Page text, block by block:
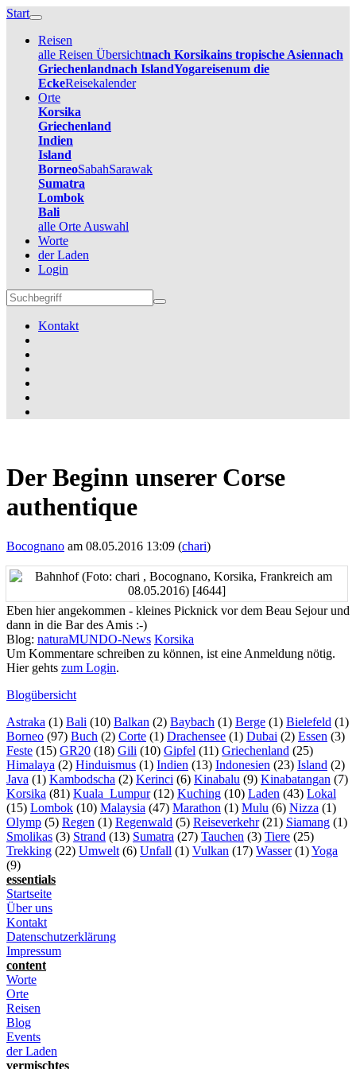
Start
Reisen
alle Reisen Übersichtnach Korsikains tropische Asiennach
Griechenlandnach IslandYogareisenum die
EckeReisekalender
Orte
Korsika
Griechenland
Indien
Island
BorneoSabahSarawak
Sumatra
Lombok
Bali
alle Orte Auswahl
Worte
der Laden
Login
Kontakt
Der Beginn unserer Corse
authentique
Bocognano am 08.05.2016 13:09 (chari)
Eben hier angekommen - kleines Picknick vor dem Beau Sejour und
dann in die Bar des Amis :-)
Blog: naturaMUNDO-News Korsika
Um Kommentare schreiben zu können, ist eine Anmeldung nötig.
Hier gehts zum Login.
Blogübersicht
Astraka (1) Bali (10) Balkan (2) Baybach (1) Berge (1) Bielefeld (1)
Borneo (97) Buch (2) Corte (1) Drachensee (1) Dubai (2) Essen (3)
Feste (15) GR20 (18) Gili (10) Gipfel (11) Griechenland (25)
Himalaya (2) Hinduismus (1) Indien (13) Indonesien (23) Island (2)
Java (1) Kambodscha (2) Kerinci (6) Kinabalu (9) Kinabatangan (7)
Korsika (81) Kuala_Lumpur(12) Kuching (10) Laden (43) Lokal
(15) Lombok (10) Malaysia (47) Marathon (1) Mulu (6) Nizza (1)
Olymp (5) Regen (1) Regenwald (5) Reiseverkehr(21) Siamang (1)
Smolikas (3) Strand (13) Sumatra (27) Tauchen (3) Tiere (25)
Trekking (22) Umwelt (6) Unfall (1) Vulkan (17) Wasser(1)Yoga
(9)
essentials
Startseite
Über uns
Kontakt
Datenschutzerklärung
Impressum
content
Worte
Orte
Reisen
Blog
Events
der Laden
vermischtes